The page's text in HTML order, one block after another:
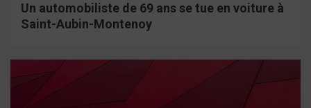
Un automobiliste de 69 ans se tue en voiture à
Saint-Aubin-Montenoy